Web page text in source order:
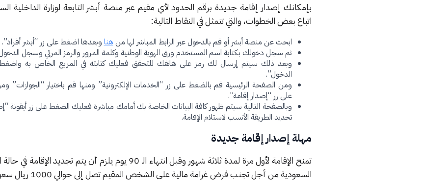
بإمكانك إصدار إقامة جديدة برقم الحدود لأي مقيم عبر منصة أبشر التابعة لوزارة الداخلية
اتباع بعض الخطوات، والتي تتمثل في النقاط التالية:
ابحث عن منصة أبشر أو قم بالدخول عبر الرابط المباشر لها منهناوبعدها اضغط على زر “أبشر أفراد”.
ثم سجل دخولك بكتابة اسم المستخدم ورق الهوية الوطنية وكلمة المرور والرمز المرئي وسجل
وبعد ذلك سيتم إرسال لك رمز على هاتفك للتحقق فعليك كتابته في المربع الخاص به
الدخول”.
ومن الصفحة الرئيسية قم بالضغط على زر “الخدمات الإلكترونية” ومنها قم باختيار “الجوازات”
على زر “إصدار إقامة”.
وبالصفحة التالية سيتم ظهور كافة البيانات الخاصة بك أمامك مباشرة فعليك الضغط على زر أيقونة
تحديد الطريقة الأنسب لاستلام الإقامة.
مهلة إصدار إقامة جديدة
تمنح الإقامة لأول مرة لمدة ثلاثة شهور وقبل انتهاء الـ 90 يوم يلزم أن يتم
السعودية من أجل تجنب فرض غرامة مالية على الشخص المقيم تصل إلى حوالي 1000 ريال سعودي.